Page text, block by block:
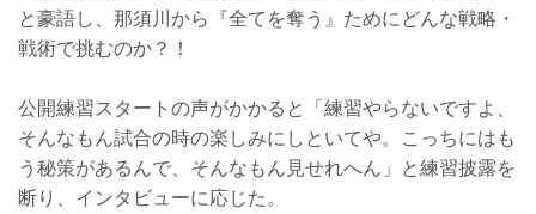
と豪語し、那須川から『全てを奪う』ためにどんな戦略・
戦術で挑むのか？！
公開練習スタートの声がかかると「練習やらないですよ、
そんなもん試合の時の楽しみにしといてや。こっちにはも
う秘策があるんで、そんなもん見せれへん」と練習披露を
断り、インタビューに応じた。